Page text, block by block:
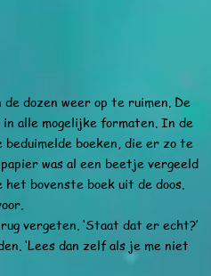
dozen weer op te ruimen. De
alle mogelijke formaten. In de
boeken, die er zo te
was al een beetje vergeeld
bovenste boek uit de doos.
‘Staat dat er echt?’
‘Lees dan zelf als je me niet